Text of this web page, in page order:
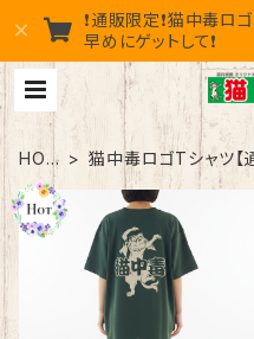
❗通販限定❗猫中毒ロ
早めにゲットして❗
HOM
E
猫中毒ロゴTシャツ【
限定】